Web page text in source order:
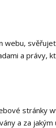
a právy,
stránky
a za